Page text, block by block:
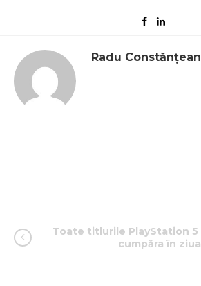
Radu
Toate titlurile PlayStation
cumpăra în